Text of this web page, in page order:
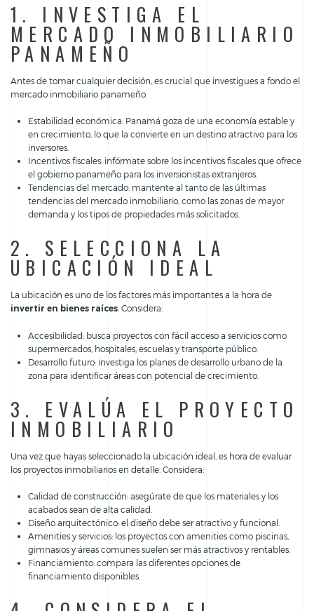
1. INVESTIGA EL
MERCADO INMOBILIARIO
PANAMEÑO
Antes de tomar cualquier decisión, es crucial que investigues a fondo el
mercado inmobiliario panameño.
Estabilidad económica: Panamá goza de una economía estable y
en crecimiento, lo que la convierte en un destino atractivo para los
inversores.
Incentivos fiscales: infórmate sobre los incentivos fiscales que ofrece
el gobierno panameño para los inversionistas extranjeros.
Tendencias del mercado: mantente al tanto de las últimas
tendencias del mercado inmobiliario, como las zonas de mayor
demanda y los tipos de propiedades más solicitados.
2. SELECCIONA LA
UBICACIÓN IDEAL
La ubicación es uno de los factores más importantes a la hora de
invertir en bienes raíces . Considera:
Accesibilidad: busca proyectos con fácil acceso a servicios como
supermercados, hospitales, escuelas y transporte público.
Desarrollo futuro: investiga los planes de desarrollo urbano de la
zona para identificar áreas con potencial de crecimiento.
3. EVALÚA EL PROYECTO
INMOBILIARIO
Una vez que hayas seleccionado la ubicación ideal, es hora de evaluar
los proyectos inmobiliarios en detalle. Considera:
Calidad de construcción: asegúrate de que los materiales y los
acabados sean de alta calidad.
Diseño arquitectónico: el diseño debe ser atractivo y funcional.
Amenities y servicios: los proyectos con amenities como piscinas,
gimnasios y áreas comunes suelen ser más atractivos y rentables.
Financiamiento: compara las diferentes opciones de
financiamiento disponibles.